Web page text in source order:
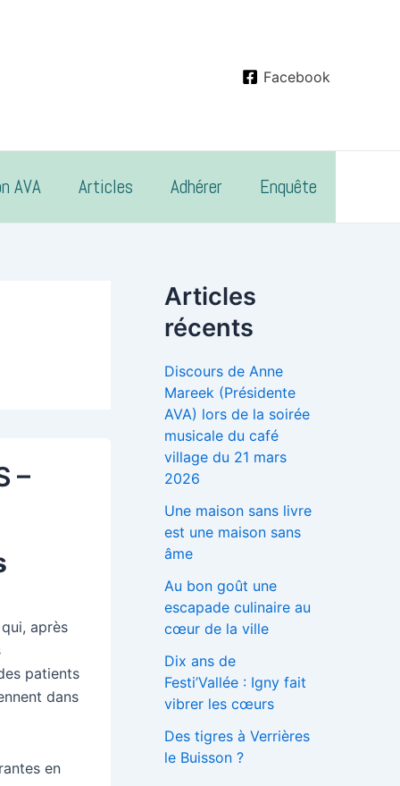
Facebook
AVA Articles Adhérer Enquête
–
après
patients
dans
en
Articles
récents
Discours de Anne
Mareek (Présidente
AVA) lors de la soirée
musicale du café
village du 21 mars
2026
Une maison sans livre
est une maison sans
âme
Au bon goût une
escapade culinaire au
cœur de la ville
Dix ans de
Festi’Vallée : Igny fait
vibrer les cœurs
Des tigres à Verrières
le Buisson ?